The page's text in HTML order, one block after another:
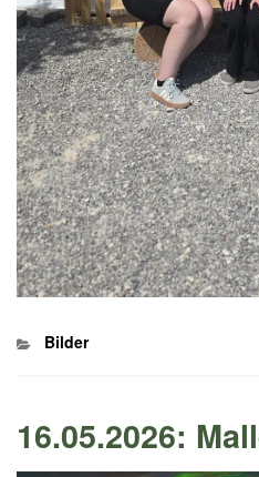
Kategorien
Bilder
16.05.2026: